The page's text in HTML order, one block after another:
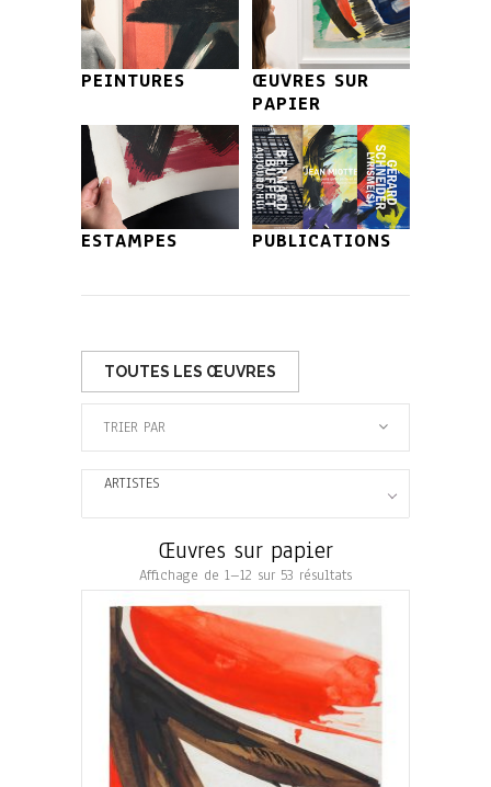
PEINTURES
ŒUVRES SUR
PAPIER
ESTAMPES PUBLICATIONS
TOUTES LES ŒUVRES
ARTISTES
Œuvres sur papier
Affichage de 1–12 sur 53 résultats
TRIER PAR